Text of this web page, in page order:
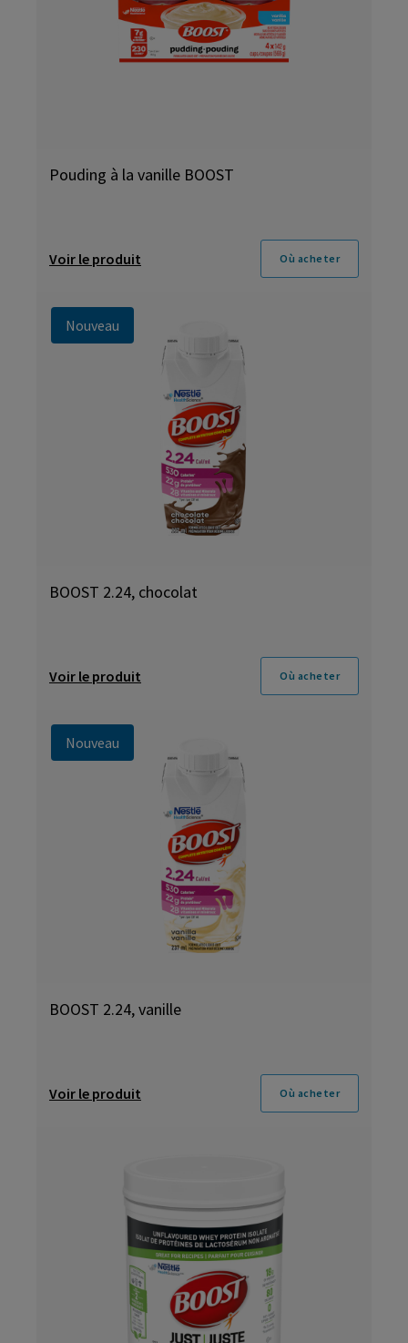
Pouding à la vanille BOOST
Voir le produit Où acheter
Nouveau
BOOST 2.24, chocolat
Voir le produit Où acheter
Nouveau
BOOST 2.24, vanille
Voir le produit Où acheter